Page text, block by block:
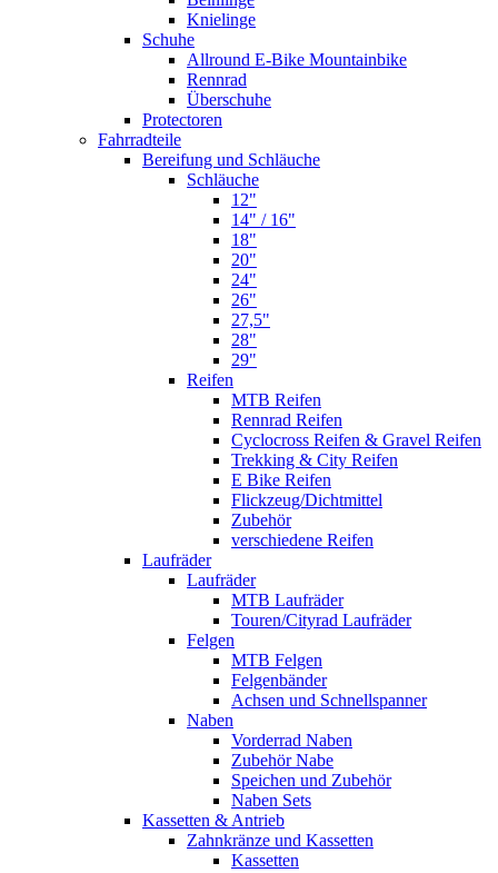
Knielinge
Schuhe
Allround E-Bike Mountainbike
Rennrad
Überschuhe
Protectoren
Fahrradteile
Bereifung und Schläuche
Schläuche
12"
14" / 16"
18"
20"
24"
26"
27,5"
28"
29"
Reifen
MTB Reifen
Rennrad Reifen
Cyclocross Reifen & Gravel Reifen
Trekking & City Reifen
E Bike Reifen
Flickzeug/Dichtmittel
Zubehör
verschiedene Reifen
Laufräder
Laufräder
MTB Laufräder
Touren/Cityrad Laufräder
Felgen
MTB Felgen
Felgenbänder
Achsen und Schnellspanner
Naben
Vorderrad Naben
Zubehör Nabe
Speichen und Zubehör
Naben Sets
Kassetten & Antrieb
Zahnkränze und Kassetten
Kassetten